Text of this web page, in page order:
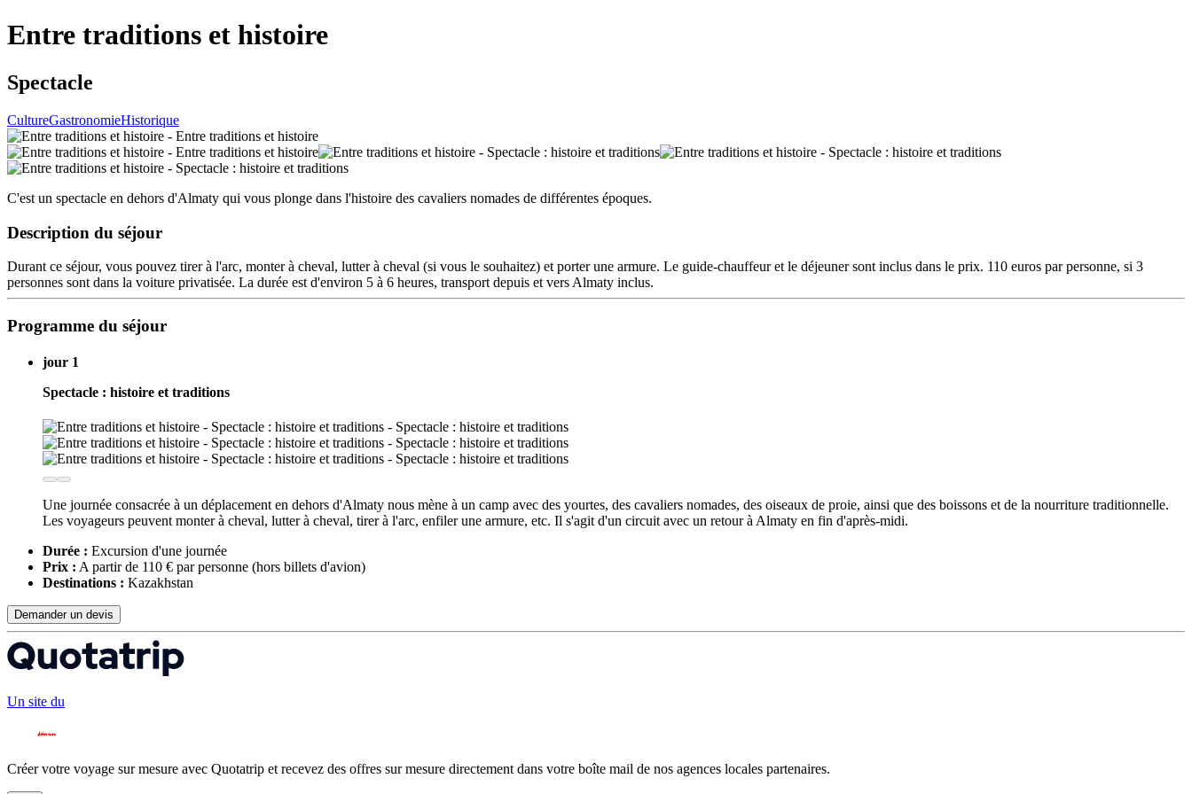
Entre traditions et histoire
Spectacle
CultureGastronomieHistorique
C'est un spectacle en dehors d'Almaty qui vous plonge dans l'histoire des cavaliers nomades de différentes époques.
Description du séjour
Durant ce séjour, vous pouvez tirer à l'arc, monter à cheval, lutter à cheval (si vous le souhaitez) et porter une armure. Le guide-chauffeur et le déjeuner sont inclus dans le prix. 110 euros par personne, si 3
personnes sont dans la voiture privatisée. La durée est d'environ 5 à 6 heures, transport depuis et vers Almaty inclus.
Programme du séjour
jour 1
Spectacle : histoire et traditions
Une journée consacrée à un déplacement en dehors d'Almaty nous mène à un camp avec des yourtes, des cavaliers nomades, des oiseaux de proie, ainsi que des boissons et de la nourriture traditionnelle.
Les voyageurs peuvent monter à cheval, lutter à cheval, tirer à l'arc, enfiler une armure, etc. Il s'agit d'un circuit avec un retour à Almaty en fin d'après-midi.
Durée : Excursion d'une journée
Prix : A partir de 110 € par personne (hors billets d'avion)
Destinations : Kazakhstan
Demander un devis
Un site du
Créer votre voyage sur mesure avec Quotatrip et recevez des offres sur mesure directement dans votre boîte mail de nos agences locales partenaires.